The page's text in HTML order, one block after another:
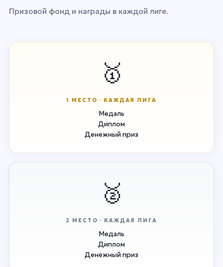
Призовой фонд и награды в каждой лиге.
🥇
1 МЕСТО · КАЖДАЯ ЛИГА
Медаль
Диплом
Денежный приз
🥈
2 МЕСТО · КАЖДАЯ ЛИГА
Медаль
Диплом
Денежный приз